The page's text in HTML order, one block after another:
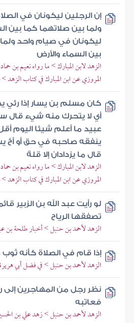
إن الرجلين ليكونان في
ولما بين صلاتهما كما بين
ليكونان في صيام واحد
بين السماء والأرض
الزهد لابن المبارك > ما رواه نعيم بن
المروزي عن ابن المبارك في كتاب الزهد
كان مسلم بن يسار إذا
أي لا يتحرك منه شيء قال
عبيد ما أعلم شيئا اليوم
ينفقه صاحبه في حق أو أخ
قال ما يزدادان إلا قلة
الزهد لابن المبارك > ما رواه نعيم بن
المروزي عن ابن المبارك في كتاب
لو رأيت عبد الله بن الزبير
تصفقها الرياح
الزهد لأحمد بن حنبل > أخبار طلحة بن
إذا قام في الصلاة كأنه
الزهد لأحمد بن حنبل > في فضل أبي هريرة
نظر رجل من المهاجرين
فعاتبه
الزهد لأحمد بن حنبل > زهد علي بن